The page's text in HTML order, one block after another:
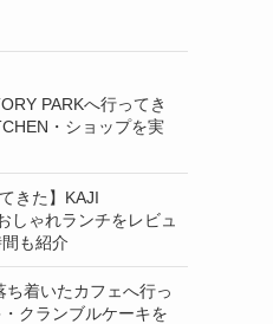
PARKへ行ってき
・ショップを実
きた】KAJI
しゃれランチをレビュ
も紹介
ち着いたカフェへ行っ
クランブルケーキを